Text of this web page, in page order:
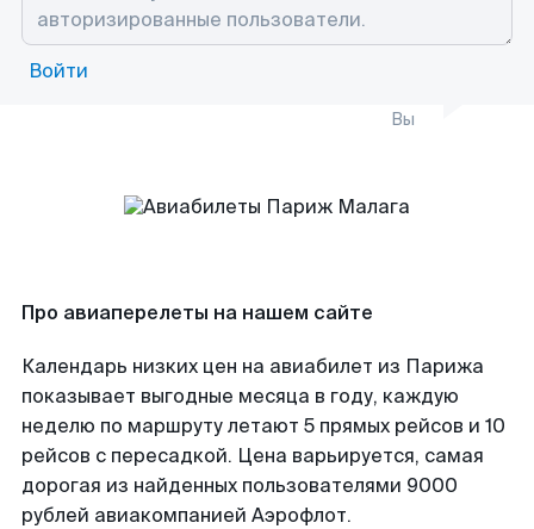
Войти
Вы
Про авиаперелеты на нашем сайте
Календарь низких цен на авиабилет из Парижа
показывает выгодные месяца в году, каждую
неделю по маршруту летают 5 прямых рейсов и 10
рейсов с пересадкой. Цена варьируется, самая
дорогая из найденных пользователями 9000
рублей авиакомпанией Аэрофлот.